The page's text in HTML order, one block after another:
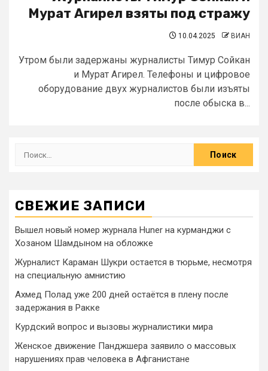
Мурат Агирел взяты под стражу
10.04.2025 ВИАН
Утром были задержаны журналисты Тимур Сойкан
и Мурат Агирел. Телефоны и цифровое
оборудование двух журналистов были изъяты
после обыска в...
СВЕЖИЕ ЗАПИСИ
Вышел новый номер журнала Huner на курманджи с
Хозаном Шамдыном на обложке
Журналист Караман Шукри остается в тюрьме, несмотря
на специальную амнистию
Ахмед Полад уже 200 дней остаётся в плену после
задержания в Ракке
Курдский вопрос и вызовы журналистики мира
Женское движение Панджшера заявило о массовых
нарушениях прав человека в Афганистане